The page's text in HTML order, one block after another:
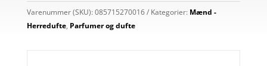
Varenummer (SKU):085715270016 Kategorier: Mænd -
Herredufte, Parfumer og dufte